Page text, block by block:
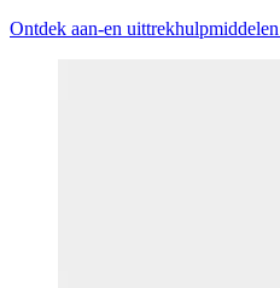
Ontdek aan-en uittrekhulpmiddelen